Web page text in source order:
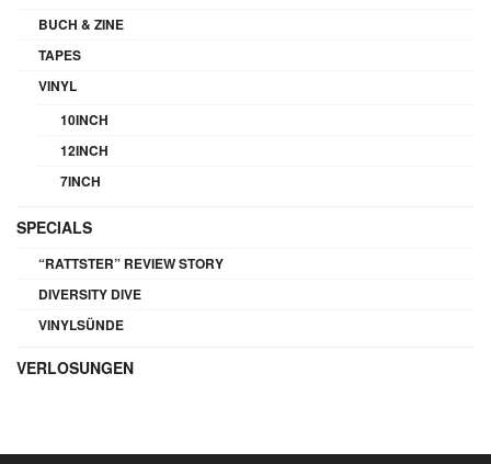
BUCH & ZINE
TAPES
VINYL
10INCH
12INCH
7INCH
SPECIALS
“RATTSTER” REVIEW STORY
DIVERSITY DIVE
VINYLSÜNDE
VERLOSUNGEN